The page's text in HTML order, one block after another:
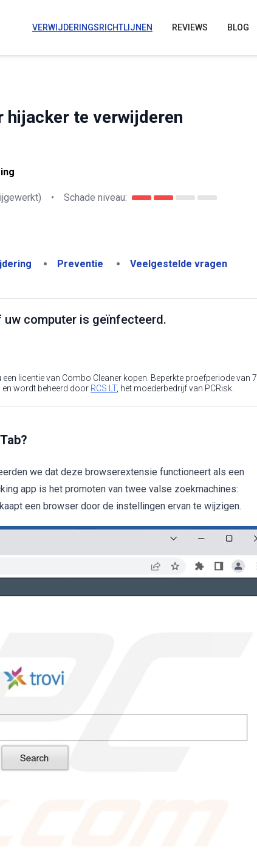
VERWIJDERINGSRICHTLIJNEN REVIEWS BLOG
hijacker te verwijderen
• Schade niveau:
Preventie Veelgestelde vragen
computer is geïnfecteerd.
licentie van Combo Cleaner kopen. Beperkte proefperiode van 7
wordt beheerd door RCS LT, het moederbedrijf van PCRisk.
we dat deze browserextensie functioneert als een
app is het promoten van twee valse zoekmachines:
een browser door de instellingen ervan te wijzigen.